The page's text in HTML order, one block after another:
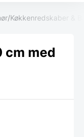
/Køkkenredskaber &
cm med